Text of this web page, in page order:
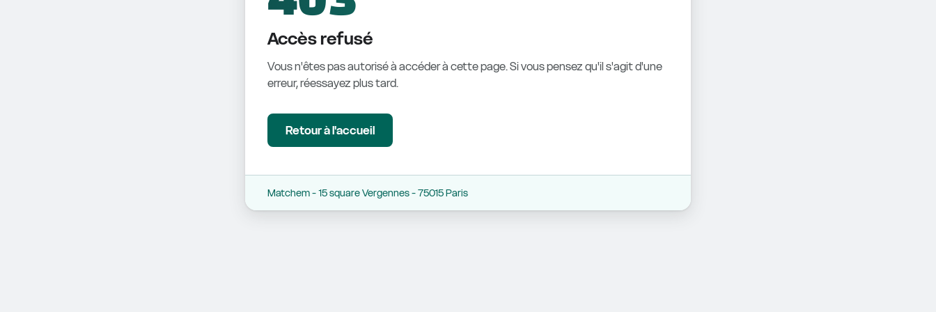
Accès refusé
Vous n'êtes pas autorisé à accéder à cette page. Si vous pensez qu'il s'agit d'une
erreur, réessayez plus tard.
Retour à l'accueil
Matchem - 15 square Vergennes - 75015 Paris